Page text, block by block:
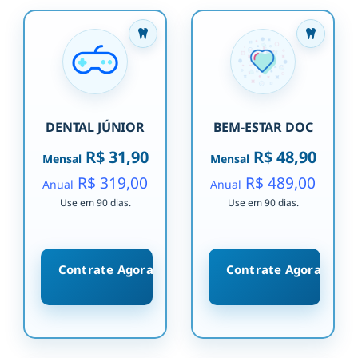
DENTAL JÚNIOR
MensalR$ 31,90
Anual R$ 319,00
Use em 90 dias.
Contrate Agora
BEM-ESTAR DOC
MensalR$ 48,90
Anual R$ 489,00
Use em 90 dias.
Contrate Agora